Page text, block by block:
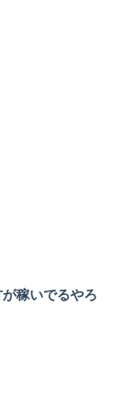
稼いでるやろ